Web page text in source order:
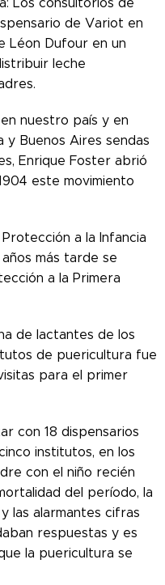
de Variot en
Léon Dufour en un
leche
nuestro país y en
y Buenos Aires sendas
Enrique Foster abrió
este movimiento
a la Infancia
más tarde se
a la Primera
de lactantes de los
de puericultura fue
para el primer
con 18 dispensarios
institutos, en los
con el niño recién
del período, la
las alarmantes cifras
respuestas y es
la puericultura se